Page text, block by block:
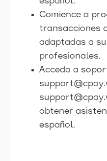
Comience a
transacciones
adaptadas a
profesionales.
Acceda a
obtener
español.